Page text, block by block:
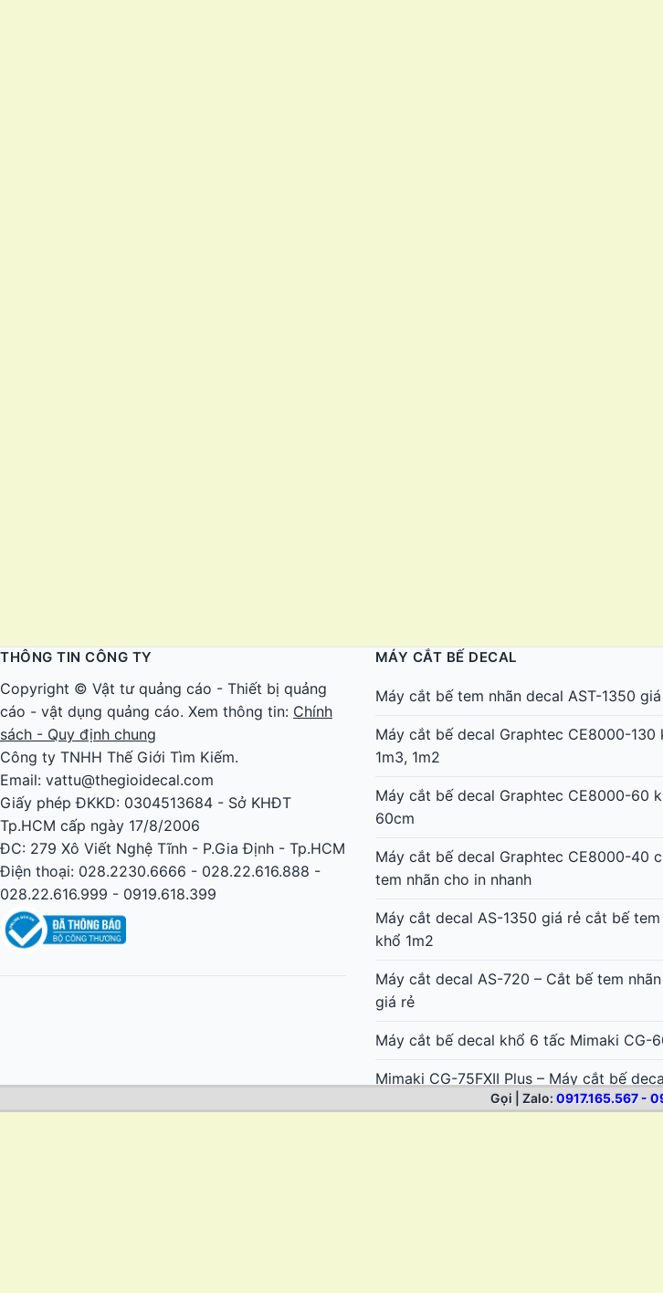
THÔNG TIN CÔNG TY
Copyright © Vật tư quảng cáo - Thiết bị quảng
cáo - vật dụng quảng cáo. Xem thông tin: Chính
sách - Quy định chung
Công ty TNHH Thế Giới Tìm Kiếm.
Email: vattu@thegioidecal.com
Giấy phép ĐKKD: 0304513684 - Sở KHĐT
Tp.HCM cấp ngày 17/8/2006
ĐC: 279 Xô Viết Nghệ Tĩnh - P.Gia Định - Tp.HCM
Điện thoại: 028.2230.6666 - 028.22.616.888 -
028.22.616.999 - 0919.618.399
Gọi | Zalo:0917.165.567 -
MÁY CẮT BẾ DECAL
Máy cắt bế tem nhãn decal AST-1350
Máy cắt bế decal Graphtec CE8000-130
1m3, 1m2
Máy cắt bế decal Graphtec CE8000-60
60cm
Máy cắt bế decal Graphtec CE8000-40
tem nhãn cho in nhanh
Máy cắt decal AS-1350 giá rẻ cắt bế tem
khổ 1m2
Máy cắt decal AS-720 – Cắt bế tem
giá rẻ
Máy cắt bế decal khổ 6 tấc Mimaki CG-
Mimaki CG-75FXII Plus – Máy cắt bế
Nhật Bản cực nhanh, đẹp